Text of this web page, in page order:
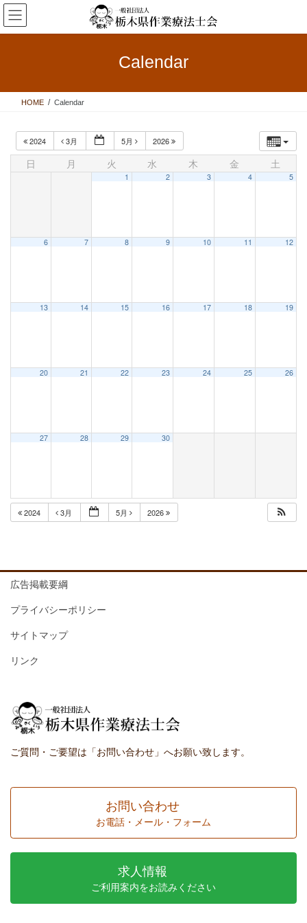
コ
ン
テ
ス
ナ
ビ
ゲ
ン
Calendar
HOME Calendar
2024 3月 5月 2026
日 月 火 水 木 金 土
1 2 3 4 5
6 7 8 9 10 11 12
13 14 15 16 17 18 19
20 21 22 23 24 25 26
27 28 29 30
2024 3月 5月 2026
広告掲載要綱
プライバシーポリシー
サイトマップ
リンク
ご質問・ご要望は「お問い合わせ」へお願い致します。
お問い合わせ
お電話・メール・フォーム
求人情報
ご利用案内をお読みください